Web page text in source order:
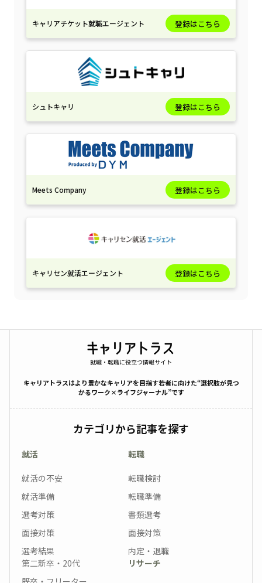
キャリアチケット就職エージェント 登録はこちら
シュトキャリ 登録はこちら
Meets Company 登録はこちら
キャリセン就活エージェント 登録はこちら
就職・転職に役立つ情報サイト
キャリアトラスはより豊かなキャリアを目指す若者に向けた“選択肢が見つ
かるワーク×ライフジャーナル”です
カテゴリから記事を探す
就活
就活の不安
就活準備
選考対策
面接対策
選考結果
転職
転職検討
転職準備
書類選考
面接対策
内定・退職
第二新卒・20代
リサーチ